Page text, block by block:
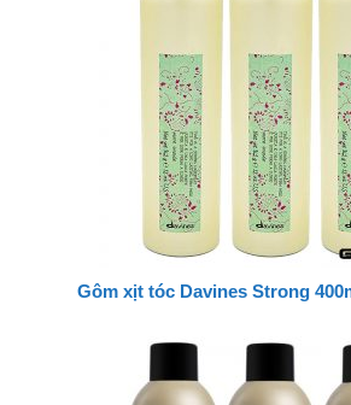
Gôm xịt tóc Davines Strong